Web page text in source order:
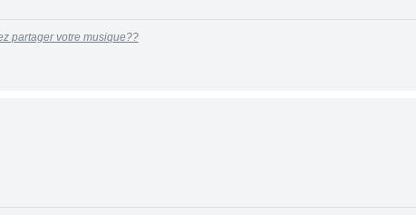
partager votre musique??